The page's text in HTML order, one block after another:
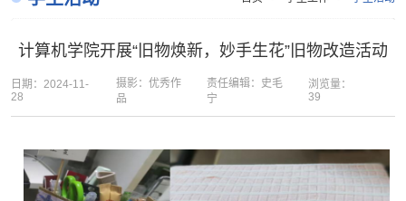
计算机学院开展“旧物焕新，妙手生花”旧物改造活动
日期：2024-11-
28
摄影：优秀作
品
责任编辑：史毛
宁
浏览量：
39